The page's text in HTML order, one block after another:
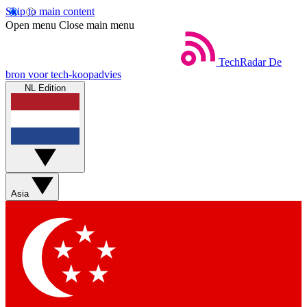
Skip to main content
Open menu Close main menu
TechRadar De
bron voor tech-koopadvies
NL Edition
Asia